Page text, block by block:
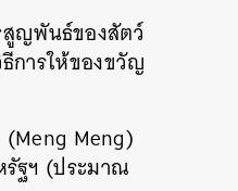
สูญพันธ์ของสัตว์
การให้ของขวัญ
(Meng Meng)
รัฐฯ (ประมาณ